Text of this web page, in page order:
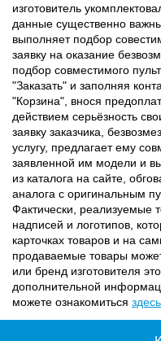
изготовитель
данные существенно
выполняет подбор
заявку на оказание
подбор совместимого
"Заказать" и заполняя
"Корзина", внося
действием серьёзность
заявку заказчика,
услугу, предлагает ему
заявленной им модели и
из каталога на сайте,
аналога с оригинальным
Фактически, реализуемые
надписей и логотипов,
карточках товаров и на
продаваемые товары
или бренд изготовителя
дополнительной
можете ознакомиться здесь